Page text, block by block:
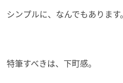
シンプルに、なんでもあります。
特筆すべきは、下町感。